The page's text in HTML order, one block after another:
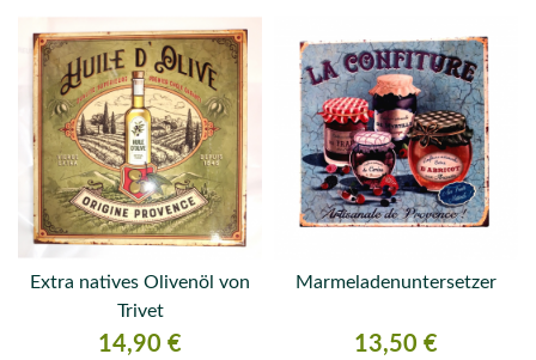
Extra natives Olivenöl von
Trivet
Preis
14,90 €
Marmeladenuntersetzer
Preis
13,50 €